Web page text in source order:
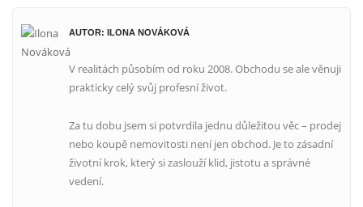
AUTOR: ILONA NOVÁKOVÁ
V realitách působím od roku 2008. Obchodu se ale věnuji
prakticky celý svůj profesní život.
Za tu dobu jsem si potvrdila jednu důležitou věc – prodej
nebo koupě nemovitosti není jen obchod. Je to zásadní
životní krok, který si zaslouží klid, jistotu a správné
vedení.